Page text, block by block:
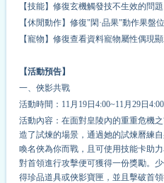
【技能】修復玄機觸發技不生效的問題
【休閒動作】修復"閑·品果"動作果盤
【寵物】修復查看資料寵物屬性偶現顯
【活動預告】
一、俠影共戰
活動時間：11月19日4:00~11月29日4:00
活動內容：在面對皇陵內的重重危機
造了試煉的場景，通過她的試煉曆練
喚名俠為你而戰，且可使用技能卡助
對首領進行攻擊便可獲得一份獎勵。
得珍品道具或俠影寶匣，並且擊破首